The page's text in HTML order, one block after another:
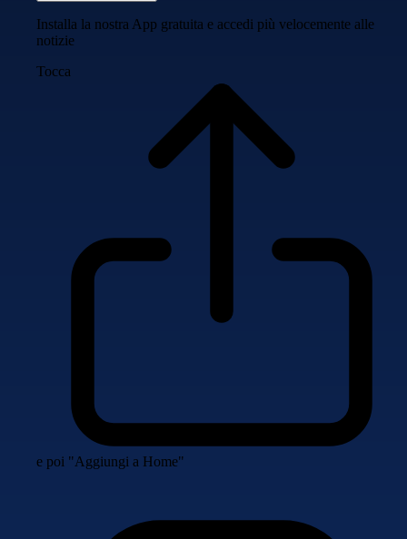
Installa la nostra App gratuita e accedi più velocemente alle
notizie
Tocca
e poi "Aggiungi a Home"